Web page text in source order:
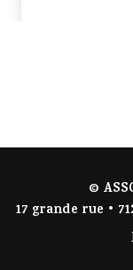
©
17 grande rue •